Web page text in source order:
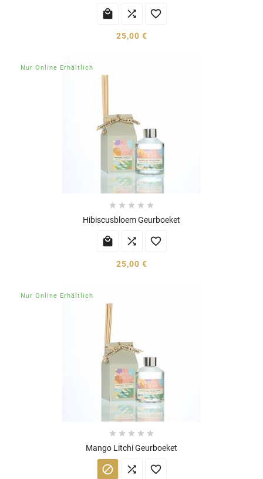
  
25,00 €
Nur Online Erhältlich
    
Hibiscusbloem Geurboeket
  
25,00 €
Nur Online Erhältlich
    
Mango Litchi Geurboeket
  